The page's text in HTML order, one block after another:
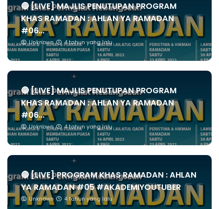
🔴 [LIVE] MAJLIS PENUTUPAN PROGRAM
KHAS RAMADAN : AHLAN YA RAMADAN
#06...
Unknown 4 tahun yang lalu
🔴 [LIVE] MAJLIS PENUTUPAN PROGRAM
KHAS RAMADAN : AHLAN YA RAMADAN
#06...
Unknown 4 tahun yang lalu
🔴 [LIVE] PROGRAM KHAS RAMADAN : AHLAN
YA RAMADAN #05 #AKADEMIYOUTUBER
Unknown 4 tahun yang lalu